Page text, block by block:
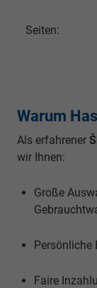
Seiten:
Warum
Als erfahrener
wir Ihnen:
Große
Persönliche
Faire